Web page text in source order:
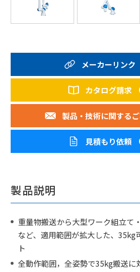
メーカーリンク
カタログ請求
製品・技術に関する
見積もり依頼
製品説明
重量物搬送から大型ワーク組立て
など、適用範囲が拡大した、35kg
ト
全動作範囲，全姿勢で35kg搬送に